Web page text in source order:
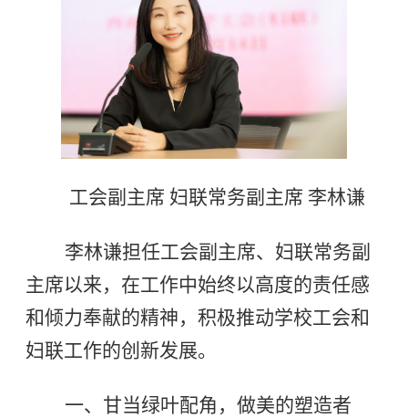
工会副主席 妇联常务副主席 李林谦
李林谦担任工会副主席、妇联常务副
主席以来，在工作中始终以高度的责任感
和倾力奉献的精神，积极推动学校工会和
妇联工作的创新发展。
一、甘当绿叶配角，做美的塑造者